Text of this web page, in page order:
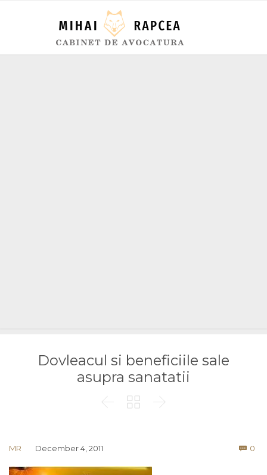
Dovleacul si beneficiile sale
asupra sanatatii
  
MR December 4, 2011  0